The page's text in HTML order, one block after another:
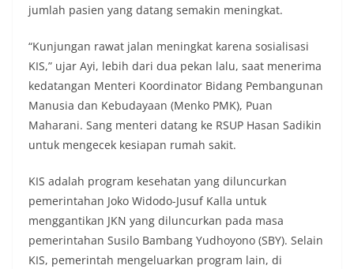
jumlah pasien yang datang semakin meningkat.
“Kunjungan rawat jalan meningkat karena sosialisasi
KIS,” ujar Ayi, lebih dari dua pekan lalu, saat menerima
kedatangan Menteri Koordinator Bidang Pembangunan
Manusia dan Kebudayaan (Menko PMK), Puan
Maharani. Sang menteri datang ke RSUP Hasan Sadikin
untuk mengecek kesiapan rumah sakit.
KIS adalah program kesehatan yang diluncurkan
pemerintahan Joko Widodo-Jusuf Kalla untuk
menggantikan JKN yang diluncurkan pada masa
pemerintahan Susilo Bambang Yudhoyono (SBY). Selain
KIS, pemerintah mengeluarkan program lain, di